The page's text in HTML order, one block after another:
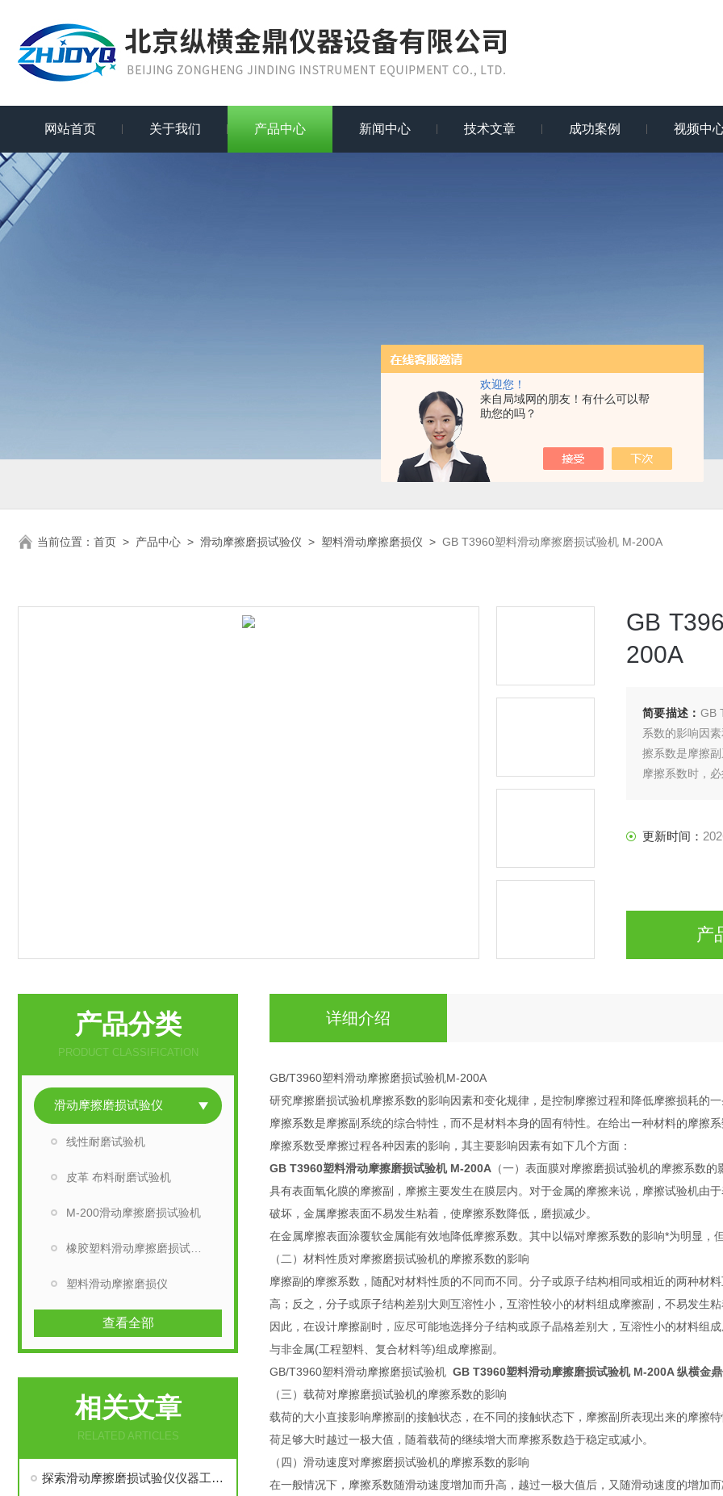
欢迎您！
来自局域网的朋友！有什么可以帮
助您的吗？
网站首页 关于我们 产品中心 新闻中心 技术文章 成功案例 视频中
当前位置： 首页 > 产品中心 > 滑动摩擦磨损试验仪 > 塑料滑动摩擦磨损仪 > GB T3960塑料滑动摩擦磨损试验机 M-200A
GB
200A
简要描述： GB
系数的影响因
擦系数是摩擦
摩擦系数时，
更新时间：
产
产品分类
PRODUCT CLASSIFICATION
滑动摩擦磨损试验仪
线性耐磨试验机
皮革 布料耐磨试验机
M-200滑动摩擦磨损试验机
塑料滑动摩擦磨损仪
查看全部
相关文章
RELATED ARTICLES
探索滑动摩擦磨损试验仪仪器工作过程
详细介绍
GB/T3960塑料滑动摩擦磨损试验机M-200A
研究摩擦磨损试验机摩擦系数的影响因素和变化规律，是控制摩擦过程和降低摩擦损耗的一
摩擦系数是摩擦副系统的综合特性，而不是材料本身的固有特性。在给出一种材料的摩擦
摩擦系数受摩擦过程各种因素的影响，其主要影响因素有如下几个方面：
GB T3960塑料滑动摩擦磨损试验机 M-200A （一）表面膜对摩擦磨损试验机的摩擦系数的
具有表面氧化膜的摩擦副，摩擦主要发生在膜层内。对于金属的摩擦来说，摩擦试验机由
破坏，金属摩擦表面不易发生粘着，使摩擦系数降低，磨损减少。
在金属摩擦表面涂覆软金属能有效地降低摩擦系数。其中以镉对摩擦系数的影响*为明显，
（二）材料性质对摩擦磨损试验机的摩擦系数的影响
摩擦副的摩擦系数，随配对材料性质的不同而不同。分子或原子结构相同或相近的两种材
高；反之，分子或原子结构差别大则互溶性小，互溶性较小的材料组成摩擦副，不易发生粘
因此，在设计摩擦副时，应尽可能地选择分子结构或原子晶格差别大，互溶性小的材料组
与非金属(工程塑料、复合材料等)组成摩擦副。
GB/T3960塑料滑动摩擦磨损试验机 GB T3960塑料滑动摩擦磨损试验机 M-200A纵横金
（三）载荷对摩擦磨损试验机的摩擦系数的影响
载荷的大小直接影响摩擦副的接触状态，在不同的接触状态下，摩擦副所表现出来的摩擦
荷足够大时越过一极大值，随着载荷的继续增大而摩擦系数趋于稳定或减小。
（四）滑动速度对摩擦磨损试验机的摩擦系数的影响
在一般情况下，摩擦系数随滑动速度增加而升高，越过一极大值后，又随滑动速度的增加而